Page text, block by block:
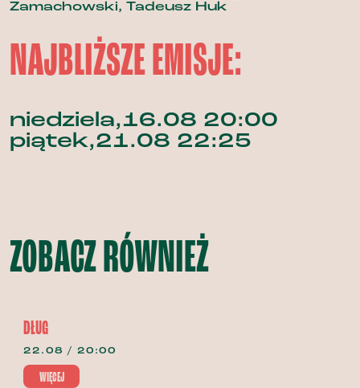
Zamachowski, Tadeusz Huk
NAJBLIŻSZE EMISJE:
niedziela,16.08 20:00
piątek,21.08 22:25
ZOBACZ RÓWNIEŻ
DŁUG
22.08 / 20:00
WIĘCEJ